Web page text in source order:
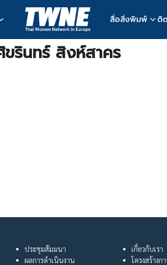
สื่อสิ่งพิมพ์ ติ
ขรินทร์ สิงห์สาคร
ประชุมสัมมนา
ผลการดำเนินงาน
เกี่ยวกับเรา
โครงสร้างก